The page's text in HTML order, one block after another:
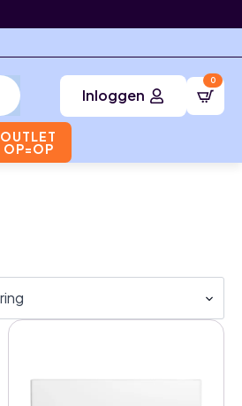
Inloggen
0
OUTLET
OP=OP